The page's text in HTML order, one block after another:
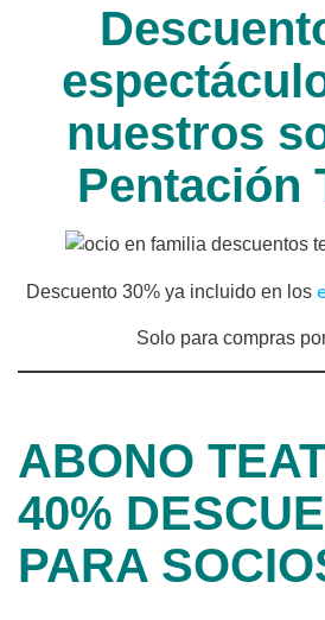
nuestros
Pentación
Descuento 30% ya incluido en los
Solo para compras
ABONO
40%
PARA